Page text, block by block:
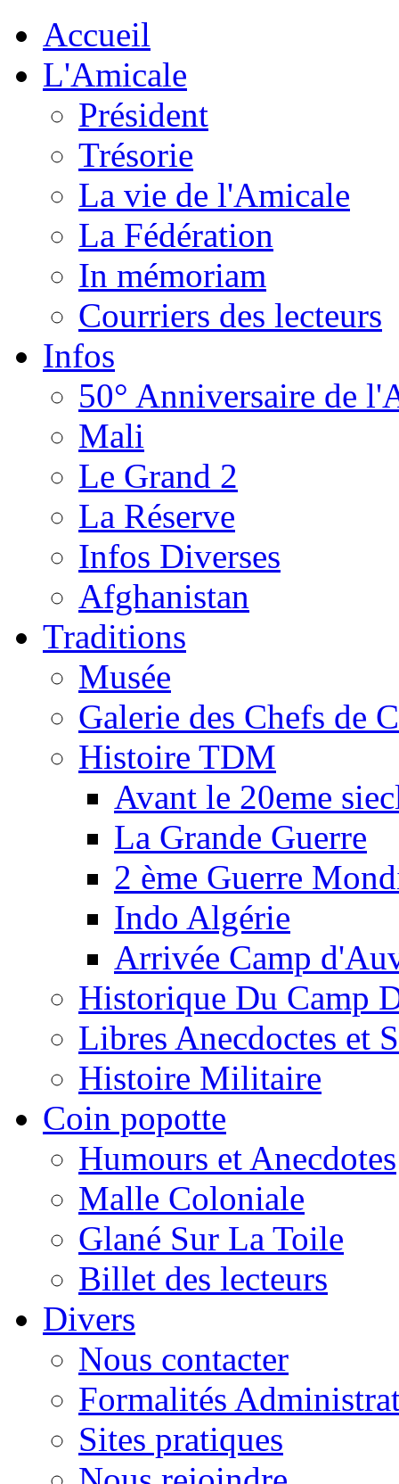
Accueil
L'Amicale
Président
Trésorie
La vie de l'Amicale
La Fédération
In mémoriam
Courriers des lecteurs
Infos
50° Anniversaire de
Mali
Le Grand 2
La Réserve
Infos Diverses
Afghanistan
Traditions
Musée
Galerie des Chefs de
Histoire TDM
Avant le 20eme
La Grande Guerre
2 ème Guerre
Indo Algérie
Arrivée Camp
Historique Du Camp
Libres Anecdoctes et
Histoire Militaire
Coin popotte
Humours et Anecdotes
Malle Coloniale
Glané Sur La Toile
Billet des lecteurs
Divers
Nous contacter
Formalités
Sites pratiques